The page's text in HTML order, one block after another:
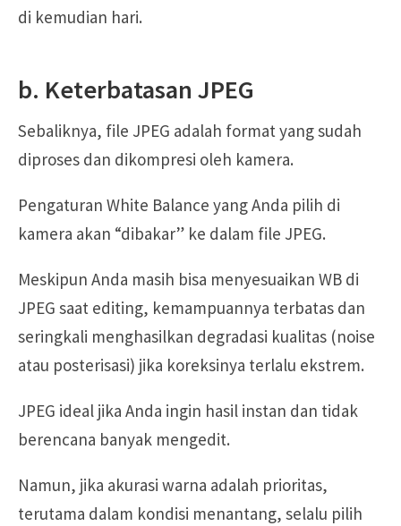
di kemudian hari.
b. Keterbatasan JPEG
Sebaliknya, file JPEG adalah format yang sudah
diproses dan dikompresi oleh kamera.
Pengaturan White Balance yang Anda pilih di
kamera akan “dibakar” ke dalam file JPEG.
Meskipun Anda masih bisa menyesuaikan WB di
JPEG saat editing, kemampuannya terbatas dan
seringkali menghasilkan degradasi kualitas (noise
atau posterisasi) jika koreksinya terlalu ekstrem.
JPEG ideal jika Anda ingin hasil instan dan tidak
berencana banyak mengedit.
Namun, jika akurasi warna adalah prioritas,
terutama dalam kondisi menantang, selalu pilih